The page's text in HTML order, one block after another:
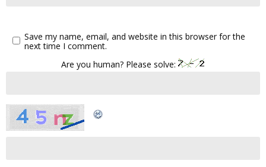
Save my name, email, and website in this browser for the
next time I comment.
Are you human? Please solve: